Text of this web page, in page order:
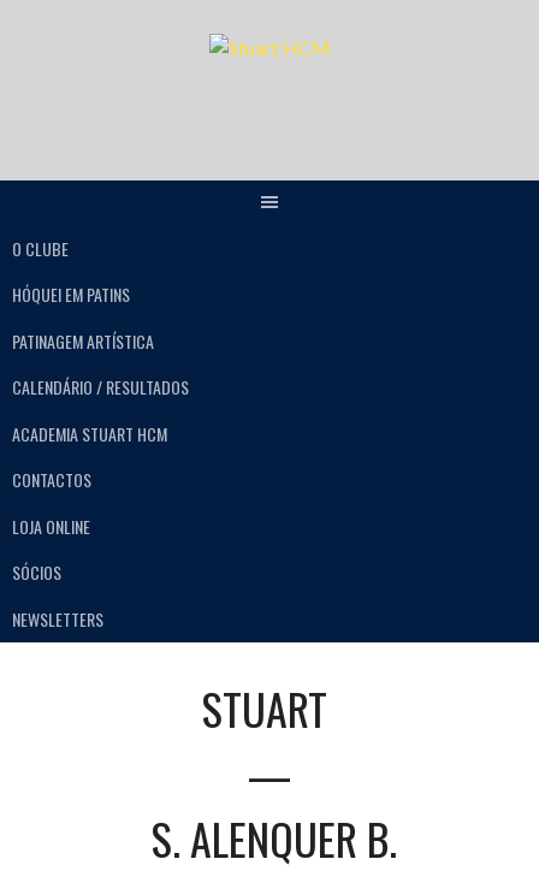
O CLUBE
HÓQUEI EM PATINS
PATINAGEM ARTÍSTICA
CALENDÁRIO / RESULTADOS
ACADEMIA STUART HCM
CONTACTOS
LOJA ONLINE
SÓCIOS
NEWSLETTERS
STUART
—
S. ALENQUER B.